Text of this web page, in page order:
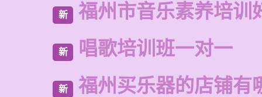
新 福州市音乐素养培训
新 唱歌培训班一对一
新 福州买乐器的店铺有